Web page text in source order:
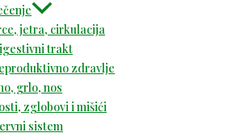
jetra, cirkulacija
trakt
zdravlje
grlo, nos
zglobovi i mišići
sistem